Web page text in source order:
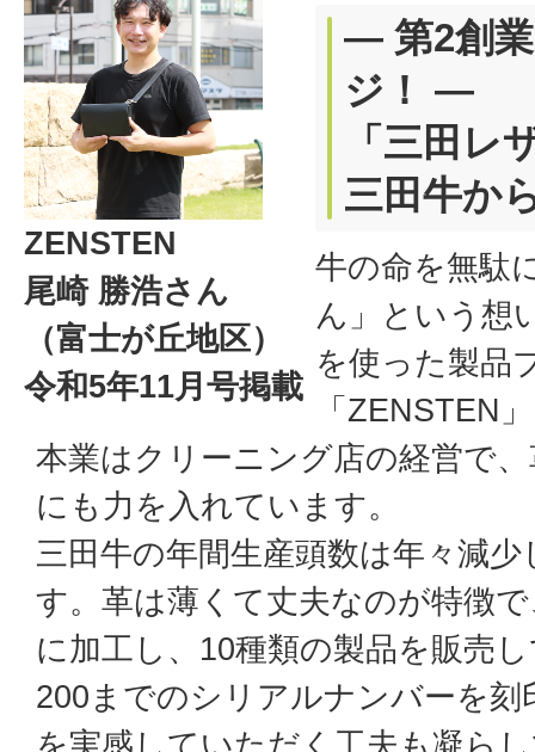
ZENSTEN
尾崎 勝浩さん
（富士が丘地区）
令和5年11月号掲載
― 第2創
ジ！ ―
「三田レ
三田牛か
牛の命を無駄
ん」という想
を使った製品
「ZENSTEN
本業はクリーニング店の経営で
にも力を入れています。
三田牛の年間生産頭数は年々減
す。革は薄くて丈夫なのが特徴
に加工し、10種類の製品を販売
200までのシリアルナンバーを刻
を実感していただく工夫も凝ら